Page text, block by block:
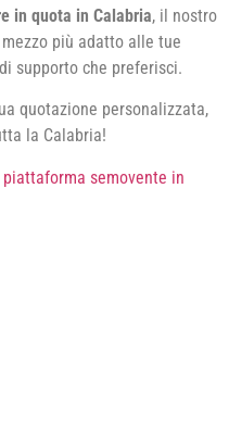
in quota in Calabria, il nostro
più adatto alle tue
supporto che preferisci.
quotazione personalizzata,
la Calabria!
semovente in